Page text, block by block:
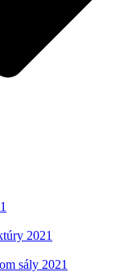
2021
sály 2021